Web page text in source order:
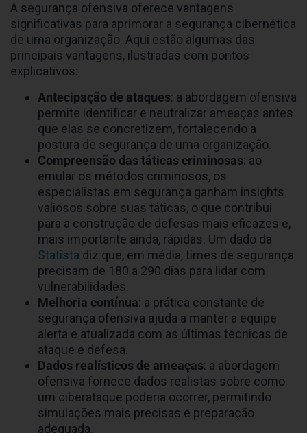
A segurança ofensiva oferece vantagens
significativas para aprimorar a segurança cibernética
de uma organização. Aqui estão algumas das
principais vantagens, ilustradas com pontos
explicativos:
Antecipação de ataques: a abordagem ofensiva
permite identificar e neutralizar ameaças antes
que elas se concretizem, fortalecendo a
postura de segurança de uma organização.
Compreensão das táticas criminosas: ao
emular os métodos criminosos, os
especialistas em segurança ganham insights
valiosos sobre suas táticas, o que contribui
para a construção de defesas mais eficazes e,
mais importante ainda, rápidas. Um dado da
Statista diz que, em média, times de segurança
precisam de 180 a 290 dias para lidar com
vulnerabilidades.
Melhoria contínua: a prática constante de
segurança ofensiva ajuda a manter a equipe
alerta e atualizada com as últimas técnicas de
ataque e defesa.
Dados realísticos de ameaças: a abordagem
ofensiva fornece dados realistas sobre como
um ciberataque poderia ocorrer, permitindo
simulações mais precisas e preparação
adequada.